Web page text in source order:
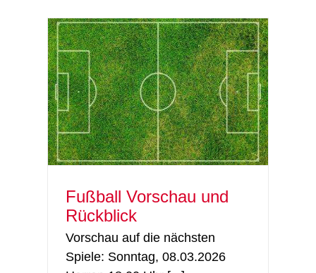
Fußball Vorschau und
Rückblick
Vorschau auf die nächsten
Spiele: Sonntag, 08.03.2026